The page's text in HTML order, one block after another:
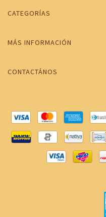
CATEGORÍAS
MÁS INFORMACIÓN
CONTACTÁNOS